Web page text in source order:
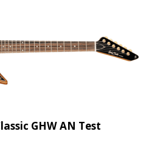
GHW AN Test